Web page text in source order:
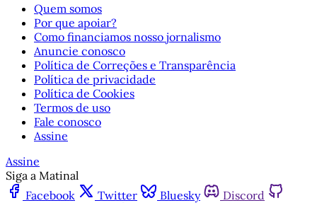
Quem somos
Por que apoiar?
Como financiamos nosso jornalismo
Anuncie conosco
Política de Correções e Transparência
Política de privacidade
Política de Cookies
Termos de uso
Fale conosco
Assine
Assine
Siga a Matinal
Facebook
Twitter Bluesky
Discord